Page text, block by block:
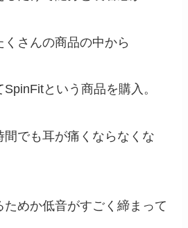
さんの商品の中から
という商品を購入。
間でも耳が痛くならなくな
めか低音がすごく締まって